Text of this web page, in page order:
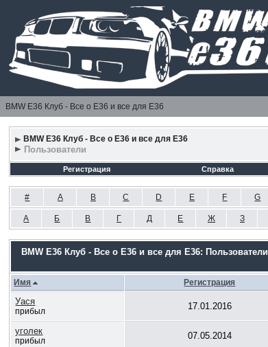
BMW E36 Клуб - Все о Е36 и все для Е36
BMW E36 Клуб - Все о Е36 и все для Е36
Пользователи
Регистрация Справка
# A B C D E F G
А Б В Г Д Е Ж З
BMW E36 Клуб - Все о Е36 и все для Е36: Пользователи
Имя Регистрация
Уася
прибыл 17.01.2016
уголек
прибыл 07.05.2014